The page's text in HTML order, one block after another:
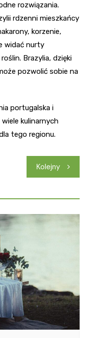
rozwiązania.
rdzenni mieszkańcy
korzenie,
widać nurty
Brazylia, dzięki
pozwolić sobie na
portugalska i
kulinarnych
tego regionu.
Kolejny